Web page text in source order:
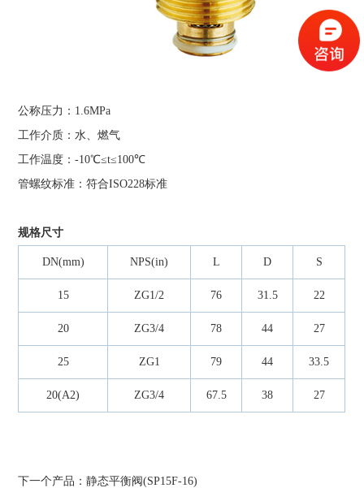
公称压力：1.6MPa
工作介质：水、燃气
工作温度：-10℃≤t≤100℃
管螺纹标准：符合ISO228标准
规格尺寸
DN(mm) NPS(in) L D S
15 ZG1/2 76 31.5 22
20 ZG3/4 78 44 27
25 ZG1 79 44 33.5
20(A2) ZG3/4 67.5 38 27
下一个产品：静态平衡阀(SP15F-16)